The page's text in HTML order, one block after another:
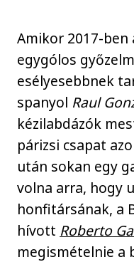
Amikor 2017-
egygólos
esélyesebbnek
spanyol Raul
kézilabdázók
párizsi csapat
után sokan egy
volna arra, hogy
honfitársának, a
hívott Roberto
megismételnie a